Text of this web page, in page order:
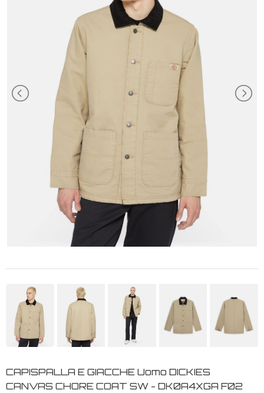
CAPISPALLA E GIACCHE Uomo DICKIES
CANVAS CHORE COAT SW - DK0A4XGA F02